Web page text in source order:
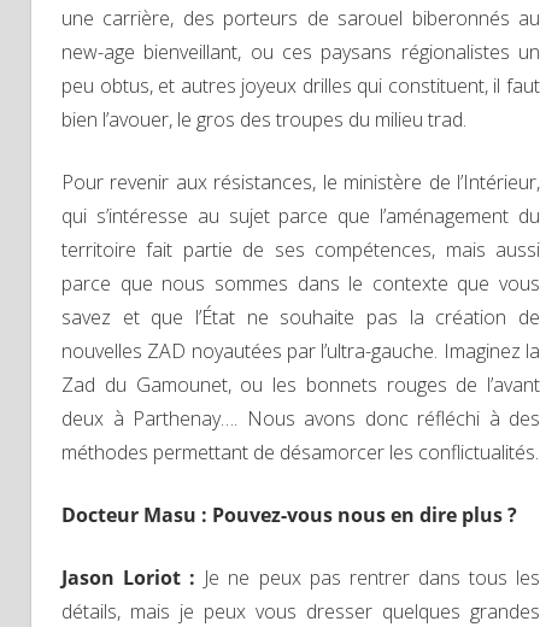
une carrière, des porteurs de sarouel biberonnés au
new-age bienveillant, ou ces paysans régionalistes un
peu obtus, et autres joyeux drilles qui constituent, il faut
bien l’avouer, le gros des troupes du milieu trad.
Pour revenir aux résistances, le ministère de l’Intérieur,
qui s’intéresse au sujet parce que l’aménagement du
territoire fait partie de ses compétences, mais aussi
parce que nous sommes dans le contexte que vous
savez et que l’État ne souhaite pas la création de
nouvelles ZAD noyautées par l’ultra-gauche. Imaginez la
Zad du Gamounet, ou les bonnets rouges de l’avant
deux à Parthenay…. Nous avons donc réfléchi à des
méthodes permettant de désamorcer les conflictualités.
Docteur Masu : Pouvez-vous nous en dire plus ?
Jason Loriot : Je ne peux pas rentrer dans tous les
détails, mais je peux vous dresser quelques grandes